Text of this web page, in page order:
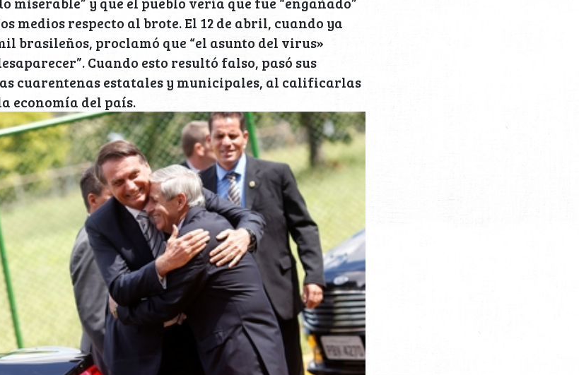
medios respecto al brote. El 12 de abril, cuando ya
brasileños, proclamó que “el asunto del virus»
Cuando esto resultó falso, pasó sus
cuarentenas estatales y municipales, al calificarlas
economía del país.